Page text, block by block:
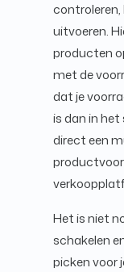
controleren,
uitvoeren.
producten
met de
dat je
is dan in
direct een
Het is niet
schakelen
picken voor